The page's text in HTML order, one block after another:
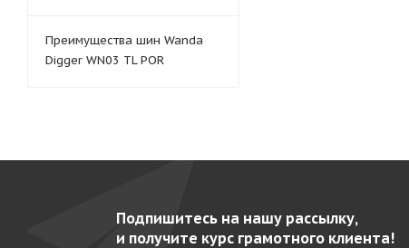
Преимущества шин Wanda
Digger WN03 TL POR
Подпишитесь на нашу рассылку,
и получите курс грамотного клиента!